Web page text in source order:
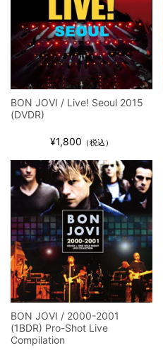
BON JOVI / Live! Seoul 2015
(DVDR)
¥1,800 （税込）
BON JOVI / 2000-2001
(1BDR) Pro-Shot Live
Compilation